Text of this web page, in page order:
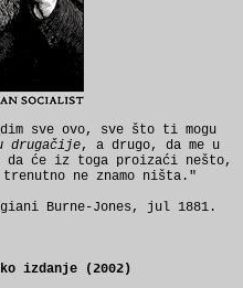
sve ovo, sve što ti mogu
drugačije, a drugo, da me u
da će iz toga proizaći nešto,
ne znamo ništa."
Burne-Jones, jul 1881.
izdanje (2002)